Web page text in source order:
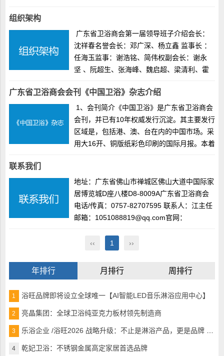
组织架构
广东省卫浴商会第一届领导班子介绍会长：
沈祥春名誉会长：邓广深、杨立鑫 监事长 ：
任海玉监事：谢浩铭、简伟权副会长：谢永
坚 、阮超生、张海峰、魏启超、梁清利、霍
峰（兼职委会秘书长）、王平、董延军、苏树
巡、陈应龙、邱彦嘉...
广东省卫浴商会会刊《中国卫浴》杂志介绍
1、会刊简介《中国卫浴》是广东省卫浴商会
会刊，并已有10年权威发行沉淀。其主要发行
区域是，包括港、澳、台在内的中国市场。采
用大16开、铜版纸彩色印刷的国际月报。本着
业的最权威刊物，成为家装设计师手中的必备
刊物...
联系我们
地址：广东省佛山市禅城区佛山大道中国际家
居博览城D座八楼D8-8009A广东省卫浴商会
电话/传真：0757-82707595 联系人：江主任
邮箱：1051088819@qq.com官网：
‹‹
1 ››
年排行 月排行 周排行
1 浴旺品牌即将设立全球唯一【AI智能LED音乐淋浴应用中心】
2 亮晶集团：全球卫浴纯亚克力板材领先制造商
3 乐浴企业 /浴旺2026 战略升级：不止是淋浴产品，更是品牌 + 生活方式的引领者
4 乾妃卫浴：不锈钢金属高定家居首选品牌